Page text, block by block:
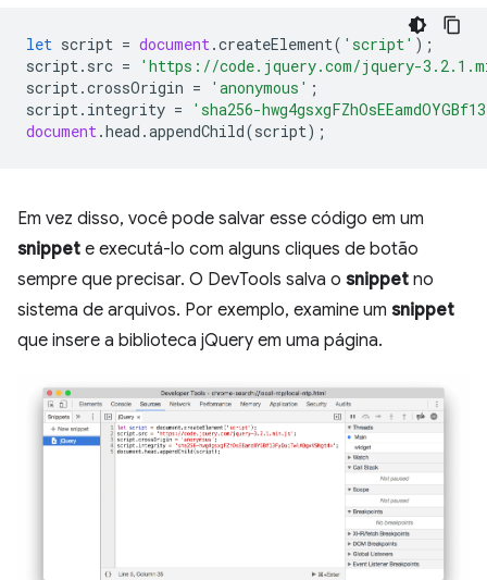
let script = document.createElement( 'script' );
script. src =
'https://code.jquery.com/jquery-
script.crossOrigin = 'anonymous' ;
script. integrity =
'sha256-
document.head .appendChild(script);
Em vez disso, você pode salvar esse código em um
snippet e executá-lo com alguns cliques de botão
sempre que precisar. O DevTools salva o snippet no
sistema de arquivos. Por exemplo, examine um snippet
que insere a biblioteca jQuery em uma página.